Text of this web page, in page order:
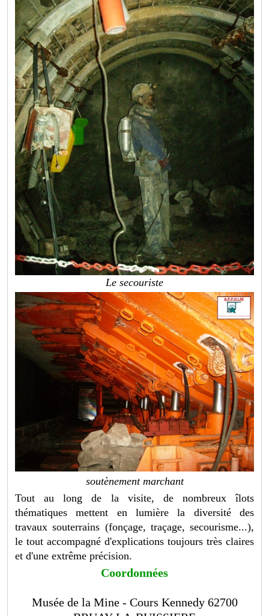
Le secouriste
soutènement marchant
Tout au long de la visite, de nombreux îlots
thématiques mettent en lumière la diversité des
travaux souterrains (fonçage, traçage, secourisme...),
le tout accompagné d'explications toujours très claires
et d'une extrême précision.
Coordonnées
Musée de la Mine - Cours Kennedy 62700